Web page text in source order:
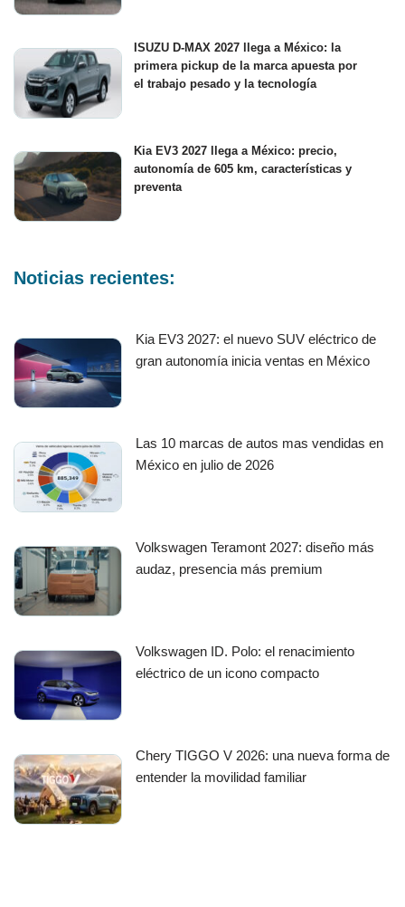
ISUZU D-MAX 2027 llega a México: la
primera pickup de la marca apuesta por
el trabajo pesado y la tecnología
Kia EV3 2027 llega a México: precio,
autonomía de 605 km, características y
preventa
Noticias recientes:
Kia EV3 2027: el nuevo SUV eléctrico de
gran autonomía inicia ventas en México
Las 10 marcas de autos mas vendidas en
México en julio de 2026
Volkswagen Teramont 2027: diseño más
audaz, presencia más premium
Volkswagen ID. Polo: el renacimiento
eléctrico de un icono compacto
Chery TIGGO V 2026: una nueva forma de
entender la movilidad familiar